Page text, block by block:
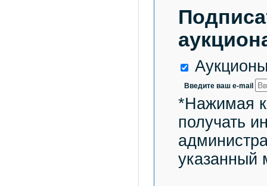
Введите ваш e-mail
*Нажимая
получать
указанный